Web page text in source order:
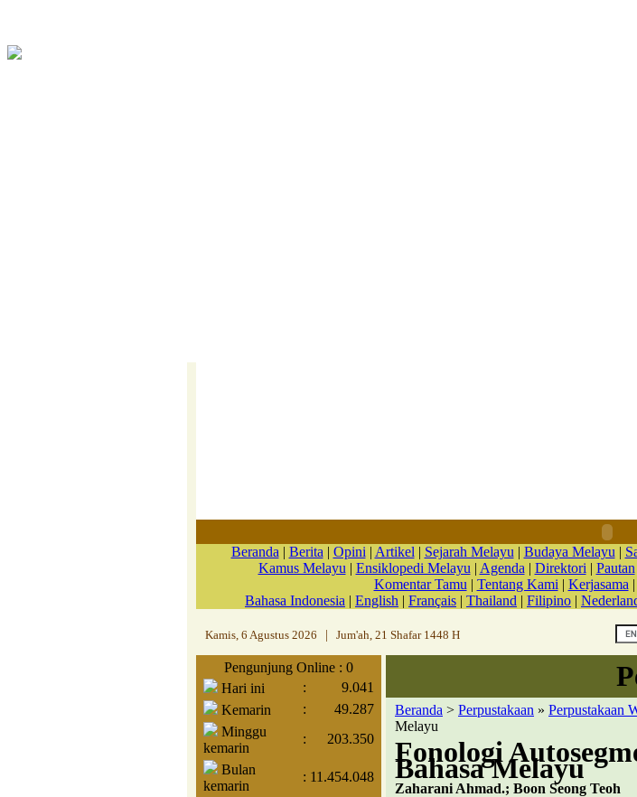
Beranda | Berita | Opini | Artikel | Sejarah Melayu | Budaya Melayu |
Kamus Melayu | Ensiklopedi Melayu | Agenda | Direktori | Pautan
Komentar Tamu | Tentang Kami | Kerjasama |
Bahasa Indonesia | English | Français | Thailand | Filipino |
Kamis, 6 Agustus 2026 Jum'ah, 21 Shafar 1448 H
Pengunjung Online : 0
Hari ini
:
9.041
Kemarin
:
49.287
Minggu
kemarin
:
203.350
Bulan
kemarin
: 11.454.048
Beranda > Perpustakaan » Perpustakaan
Melayu
Fonologi
Bahasa Melayu
Zaharani Ahmad.; Boon Seong Teoh